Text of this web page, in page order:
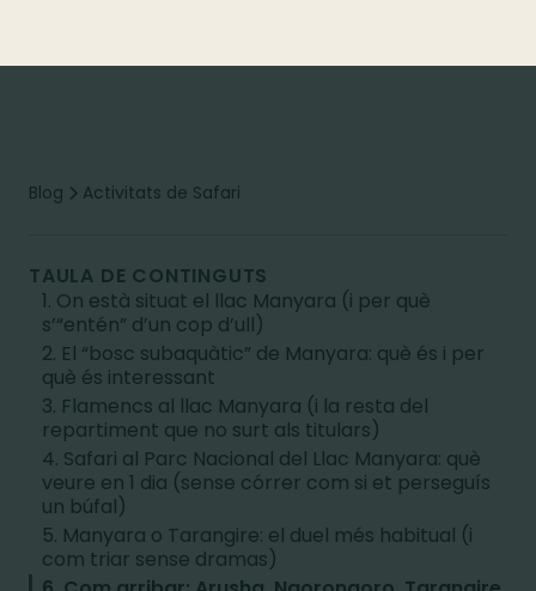
Blog Activitats de Safari
TAULA DE CONTINGUTS
1. On està situat el llac Manyara (i per què
s’“entén” d’un cop d’ull)
2. El “bosc subaquàtic” de Manyara: què és i per
què és interessant
3. Flamencs al llac Manyara (i la resta del
repartiment que no surt als titulars)
4. Safari al Parc Nacional del Llac Manyara: què
veure en 1 dia (sense córrer com si et perseguís
un búfal)
5. Manyara o Tarangire: el duel més habitual (i
com triar sense dramas)